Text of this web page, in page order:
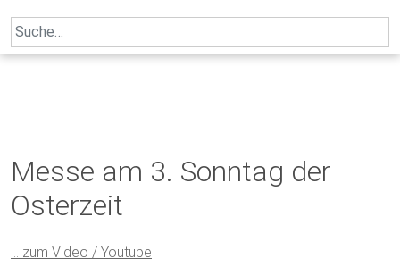
Search
for:
Messe am 3. Sonntag der
Osterzeit
… zum Video / Youtube